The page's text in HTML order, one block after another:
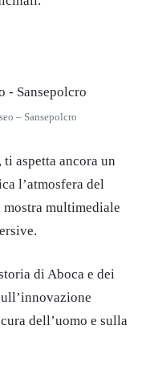
– Sansepolcro
aspetta ancora un
l’atmosfera del
mostra multimediale
di Aboca e dei
dell’uomo e sulla